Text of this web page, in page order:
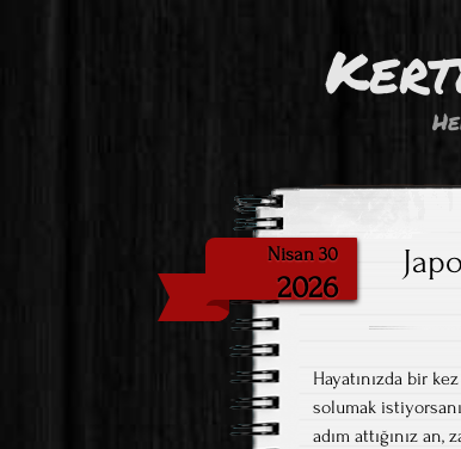
Nisan 30
2026
Hayatınızda bir
solumak
adım attığınız